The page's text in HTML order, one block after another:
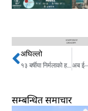
Prev
अघिल्लो
१३ बर्षीया निर्मलाको हत्या, टुट्यो आमाको सहारा !
सम्बन्धित समाचार